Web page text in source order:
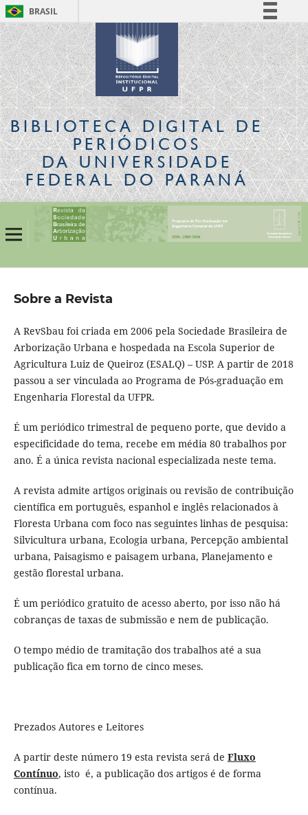
BRASIL
Simplifique!
Comunica BR
Participe
Acesso à informação
Legislação
Canais
BIBLIOTECA DIGITALDE
PERIÓDICOS
DA UNIVERSIDADE
FEDERAL DO PARANÁ
Sobre a Revista
A RevSbau foi criada em 2006 pela Sociedade Brasileira de
Arborização Urbana e hospedada na Escola Superior de
Agricultura Luiz de Queiroz (ESALQ) – USP. A partir de 2018
passou a ser vinculada ao Programa de Pós-graduação em
Engenharia Florestal da UFPR.
É um periódico trimestral de pequeno porte, que devido a
especificidade do tema, recebe em média 80 trabalhos por
ano. É a única revista nacional especializada neste tema.
A revista admite artigos originais ou revisão de contribuição
científica em português, espanhol e inglês relacionados à
Floresta Urbana com foco nas seguintes linhas de pesquisa:
Silvicultura urbana, Ecologia urbana, Percepção ambiental
urbana, Paisagismo e paisagem urbana, Planejamento e
gestão florestal urbana.
É um periódico gratuito de acesso aberto, por isso não há
cobranças de taxas de submissão e nem de publicação.
O tempo médio de tramitação dos trabalhos até a sua
publicação fica em torno de cinco meses.
Prezados Autores e Leitores
A partir deste número 19 esta revista será de Fluxo
Contínuo, isto é, a publicação dos artigos é de forma
contínua.